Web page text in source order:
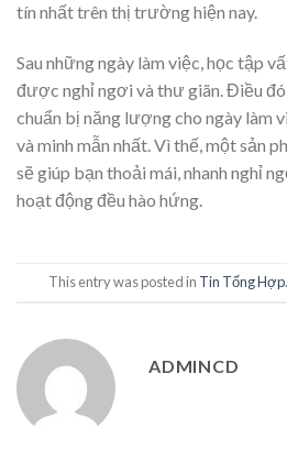
tín nhất trên thị trường hiện nay.
Sau những ngày làm việc, học tập
được nghỉ ngơi và thư giãn. Điều
chuẩn bị năng lượng cho ngày làm
và minh mẫn nhất. Vì thế, một sản
sẽ giúp bạn thoải mái, nhanh nghỉ
hoạt động đều hào hứng.
This entry was posted in Tin Tổng Hợp
ADMINCD